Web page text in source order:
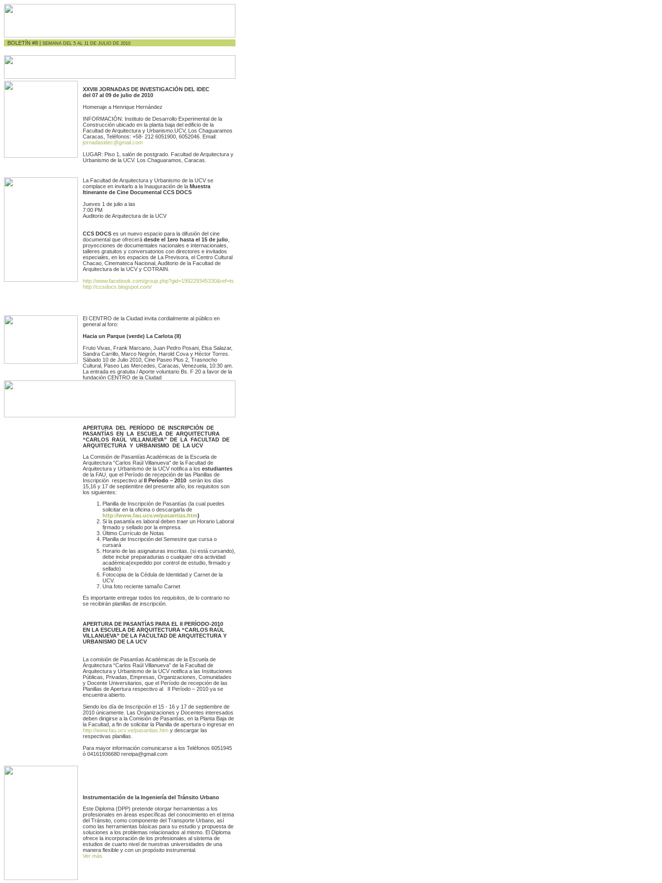
BOLETÍN #8 | SEMANA DEL 5 AL 11 DE JULIO DE 2010
XXVIII JORNADAS DE INVESTIGACIÓN DEL IDEC
del 07 al 09 de julio de 2010
Homenaje a Henrique Hernández
INFORMACIÓN: Instituto de Desarrollo Experimental de la
Construcción ubicado en la planta baja del edificio de la
Facultad de Arquitectura y Urbanismo.UCV, Los Chaguaramos
Caracas, Teléfonos: +58- 212 6051900, 6052046. Email:
jornadasidec@gmail.com
LUGAR: Piso 1, salón de postgrado. Facultad de Arquitectura y
Urbanismo de la UCV. Los Chaguaramos, Caracas.
La Facultad de Arquitectura y Urbanismo de la UCV se
complace en invitarlo a la Inauguración de la Muestra
Itinerante de Cine Documental CCS DOCS
Jueves 1 de julio a las
7:00 PM
Auditorio de Arquitectura de la UCV
CCS DOCS es un nuevo espacio para la difusión del cine
documental que ofrecerá desde el 1ero hasta el 15 de julio
proyecciones de documentales nacionales e internacionales,
talleres gratuitos y conversatorios con directores e invitados
especiales, en los espacios de La Previsora, el Centro Cultural
Chacao, Cinemateca Nacional, Auditorio de la Facultad de
Arquitectura de la UCV y COTRAIN.
http://www.facebook.com/group.php?gid=199229345330&ref=ts
http://ccsdocs.blogspot.com/
El CENTRO de la Ciudad invita cordialmente al público en
general al foro:
Hacia un Parque (verde) La Carlota (II)
Fruto Vivas, Frank Marcano, Juan Pedro Posani, Elsa Salazar,
Sandra Carrillo, Marco Negrón, Harold Cova y Héctor Torres.
Sábado 10 de Julio 2010, Cine Paseo Plus 2, Trasnocho
Cultural, Paseo Las Mercedes, Caracas, Venezuela, 10:30 am.
La entrada es gratuita / Aporte voluntario Bs. F 20 a favor de la
fundación CENTRO de la Ciudad
APERTURA DEL PERÍODO DE INSCRIPCIÓN DE
PASANTÍAS EN LA ESCUELA DE ARQUITECTURA
“CARLOS RAÚL VILLANUEVA” DE LA FACULTAD DE
ARQUITECTURA Y URBANISMO DE LA UCV
La Comisión de Pasantías Académicas de la Escuela de
Arquitectura “Carlos Raúl Villanueva" de la Facultad de
Arquitectura y Urbanismo de la UCV notifica a los estudiantes
de la FAU, que el Período de recepción de las Planillas de
Inscripción respectivo al II Período – 2010 serán los días
15,16 y 17 de septiembre del presente año, los requisitos son
los siguientes:
Planilla de Inscripción de Pasantías (la cual puedes
solicitar en la oficina o descargarla de
http://www.fau.ucv.ve/pasantias.htm)
Si la pasantía es laboral deben traer un Horario Laboral
firmado y sellado por la empresa.
Último Currículo de Notas
Planilla de Inscripción del Semestre que cursa o
cursará
Horario de las asignaturas inscritas. (si está cursando),
debe incluir preparadurias o cualquier otra actividad
académica(expedido por control de estudio, firmado y
sellado)
Fotocopia de la Cédula de Identidad y Carnet de la
UCV.
Una foto reciente tamaño Carnet
Es importante entregar todos los requisitos, de lo contrario no
se recibirán planillas de inscripción.
APERTURA DE PASANTÌAS PARA EL II PERÌODO-2010
EN LA ESCUELA DE ARQUITECTURA “CARLOS RAÙL
VILLANUEVA” DE LA FACULTAD DE ARQUITECTURA Y
URBANISMO DE LA UCV
La comisión de Pasantìas Académicas de la Escuela de
Arquitectura “Carlos Raúl Villanueva” de la Facultad de
Arquitectura y Urbanismo de la UCV notifica a las Instituciones
Públicas, Privadas, Empresas, Organizaciones, Comunidades
y Docente Universitarios, que el Período de recepción de las
Planillas de Apertura respectivo al II Período – 2010 ya se
encuentra abierto.
Siendo los día de Inscripción el 15 - 16 y 17 de septiembre de
2010 únicamente. Las Organizaciones y Docentes interesados
deben dirigirse a la Comisión de Pasantìas, en la Planta Baja de
la Facultad, a fin de solicitar la Planilla de apertura o ingresar en
http://www.fau.ucv.ve/pasantias.htm y descargar las
respectivas planillas.
Para mayor información comunicarse a los Teléfonos 6051945
ò 04161936680 rereipa@gmail.com
Instrumentación de la Ingeniería del Tránsito Urbano
Este Diploma (DPP) pretende otorgar herramientas a los
profesionales en áreas específicas del conocimiento en el tema
del Tránsito, como componente del Transporte Urbano, así
como las herramientas básicas para su estudio y propuesta de
soluciones a los problemas relacionados al mismo. El Diploma
ofrece la incorporación de los profesionales al sistema de
estudios de cuarto nivel de nuestras universidades de una
manera flexible y con un propósito instrumental.
Ver más